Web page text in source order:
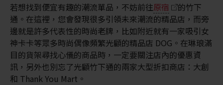
若想找到便宜有趣的潮流單品，不妨前往原宿
的竹下
通。在這裡，您會發現很多引領未來潮流的精品店，而旁
邊就是許多代表性的時尚老牌，比如附近就有一家吸引女
神卡卡等眾多時尚偶像頻繁光顧的精品店 DOG。在琳琅滿
目的貨架尋找心儀的商品時，一定要關注店內的優惠資
訊，另外也別忘了光顧竹下通的兩家大型折扣商店：大創
和 Thank You Mart。